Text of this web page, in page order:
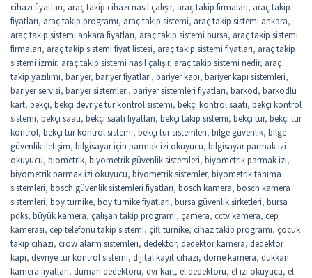
cihazı fiyatları, araç takip cihazı nasıl çalışır, araç takip firmaları, araç takip
fiyatları, araç takip programı, araç takip sistemi, araç takip sistemi ankara,
araç takip sistemi ankara fiyatları, araç takip sistemi bursa, araç takip sistemi
firmaları, araç takip sistemi fiyat listesi, araç takip sistemi fiyatları, araç takip
sistemi izmir, araç takip sistemi nasıl çalışır, araç takip sistemi nedir, araç
takip yazılımı, bariyer, bariyer fiyatları, bariyer kapı, bariyer kapı sistemleri,
bariyer servisi, bariyer sistemleri, bariyer sistemleri fiyatları, barkod, barkodlu
kart, bekçi, bekçi devriye tur kontrol sistemi, bekçi kontrol saati, bekçi kontrol
sistemi, bekçi saati, bekçi saati fiyatları, bekçi takip sistemi, bekçi tur, bekçi tur
kontrol, bekçi tur kontrol sistemi, bekçi tur sistemleri, bilge güvenlik, bilge
güvenlik iletişim, bilgisayar için parmak izi okuyucu, bilgisayar parmak izi
okuyucu, biometrik, biyometrik güvenlik sistemleri, biyometrik parmak izi,
biyometrik parmak izi okuyucu, biyometrik sistemler, biyometrik tanıma
sistemleri, bosch güvenlik sistemleri fiyatları, bosch kamera, bosch kamera
sistemleri, boy turnike, boy turnike fiyatları, bursa güvenlik şirketleri, bursa
pdks, büyük kamera, çalışan takip programı, çamera, cctv kamera, cep
kamerası, cep telefonu takip sistemi, çift turnike, cihaz takip programı, çocuk
takip cihazı, crow alarm sistemleri, dedektör, dedektör kamera, dedektör
kapı, devriye tur kontrol sistemi, dijital kayıt cihazı, dome kamera, dükkan
kamera fiyatları, duman dedektörü, dvr kart, el dedektörü, el izi okuyucu, el